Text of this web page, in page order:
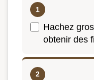
Hachez
obtenir des